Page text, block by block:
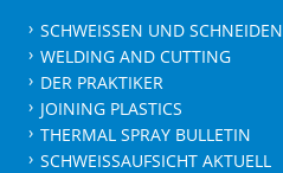
SCHWEISSEN UND SCHNEIDEN
WELDING AND CUTTING
DER PRAKTIKER
JOINING PLASTICS
THERMAL SPRAY BULLETIN
SCHWEISSAUFSICHT AKTUELL